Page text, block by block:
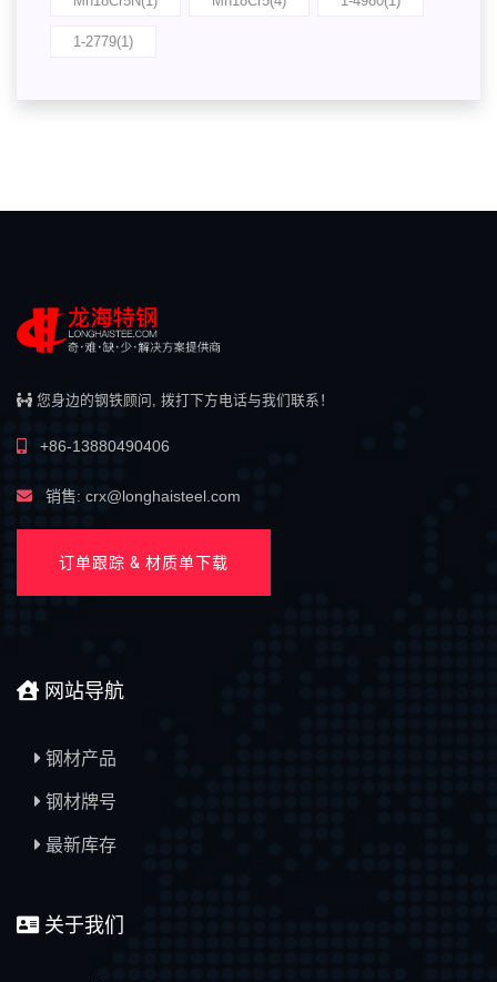
1-2779(1)
您身边的钢铁顾问, 拨打下方电话与我们联系！
+86-13880490406
销售: crx@longhaisteel.com
订单跟踪 & 材质单下载
网站导航
钢材产品
钢材牌号
最新库存
关于我们